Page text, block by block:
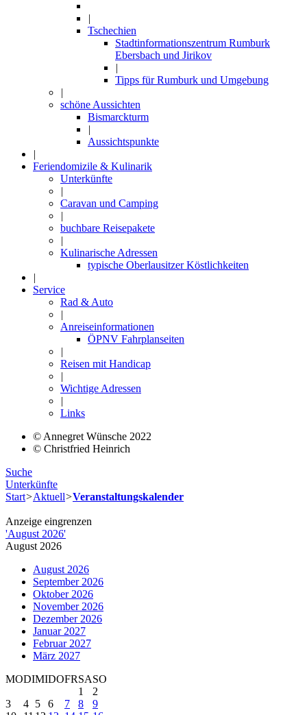
|
Tschechien
Stadtinformationszentrum Rumburk
Ebersbach und Jirikov
|
Tipps für Rumburk und Umgebung
|
schöne Aussichten
Bismarckturm
|
Aussichtspunkte
|
Feriendomizile & Kulinarik
Unterkünfte
|
Caravan und Camping
|
buchbare Reisepakete
|
Kulinarische Adressen
typische Oberlausitzer Köstlichkeiten
|
Service
Rad & Auto
|
Anreiseinformationen
ÖPNV Fahrplanseiten
|
Reisen mit Handicap
|
Wichtige Adressen
|
Links
© Annegret Wünsche 2022
© Christfried Heinrich
Suche
Unterkünfte
Start>Aktuell>Veranstaltungskalender
Anzeige eingrenzen
'August 2026'
August 2026
August 2026
September 2026
Oktober 2026
November 2026
Dezember 2026
Januar 2027
Februar 2027
März 2027
MODIMIDOFRSASO
1
2
3
4 5 6 7 8
9